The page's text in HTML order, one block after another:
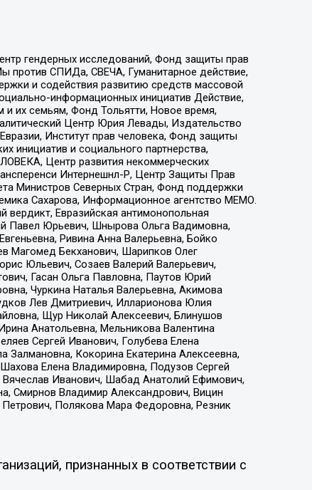
гендерных исследований, Фонд защиты прав
против СПИДа, СВЕЧА, Гуманитарное действие,
и содействия развитию средств массовой
информационных инициатив Действие,
их семьям, Фонд Тольятти, Новое время,
Центр Юрия Левады, Издательство
Институт прав человека, Фонд защиты
инициатив и социального партнерства,
Центр развития некоммерческих
Интернешнл-Р, Центр Защиты Прав
Министров Северных Стран, Фонд поддержки
Сахарова, Информационное агентство МЕМО.
Евразийская антимонопольная
Павел Юрьевич, Шнырова Ольга Вадимовна,
Ривина Анна Валерьевна, Бойко
Магомед Бекханович, Шарипков Олег
Юльевич, Созаев Валерий Валерьевич,
Гасан Ольга Павловна, Паутов Юрий
Чуркина Наталья Валерьевна, Акимова
Лев Дмитриевич, Илларионова Юлия
Щур Николай Алексеевич, Блинушов
Анатольевна, Мельникова Валентина
Сергей Иванович, Голубева Елена
Залмановна, Кокорина Екатерина Алексеевна,
Елена Владимировна, Подузов Сергей
Иванович, Шабад Анатолий Ефимович,
Смирнов Владимир Александрович, Вицин
Полякова Мара Федоровна, Резник
признанных в соответствии с